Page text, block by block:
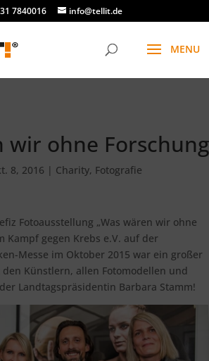
7840016 info@tellit.de
wir ohne Forschung
8, 2016 | Charity, Fotografie
Fotoausstellung „Was wären wir ohne
Kampf gegen Krebs e.V. auf der
Messe im Oktober 2015 war ein großer
Künstlern, allen Fotomodellen und
Landtagspräsidentin Barbara Stamm!